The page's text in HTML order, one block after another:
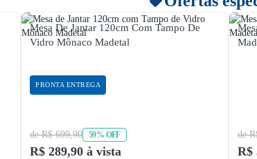
Mesa De Jantar 120cm Com Tampo De
Vidro Mônaco Madetal
PRONTA ENTREGA
de R$ 699,90 59% OFF
R$ 289,90 à vista
de
R$